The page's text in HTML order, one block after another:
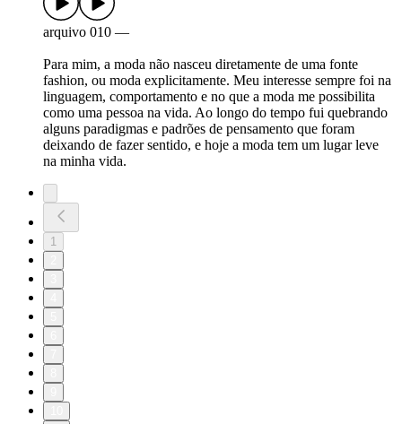
arquivo 010 —
Para mim, a moda não nasceu diretamente de uma fonte
fashion, ou moda explicitamente. Meu interesse sempre foi na
linguagem, comportamento e no que a moda me possibilita
como uma pessoa na vida. Ao longo do tempo fui quebrando
alguns paradigmas e padrões de pensamento que foram
deixando de fazer sentido, e hoje a moda tem um lugar leve
na minha vida.
1